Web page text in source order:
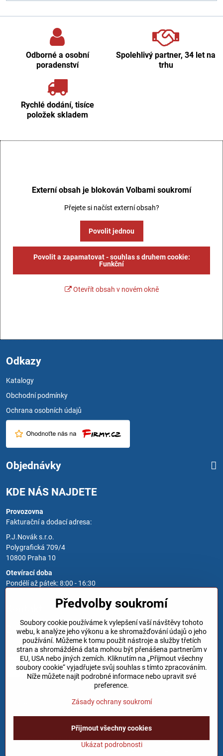
Odborné a osobní
poradenství
Spolehlivý partner, 34 let na
trhu
Rychlé dodání, tisíce
položek skladem
Externí obsah je blokován Volbami soukromí
Přejete si načíst externí obsah?
Povolit jednou
Povolit a zapamatovat - souhlas s druhem cookie:
Funkční
Otevřít obsah v novém okně
Odkazy
Katalogy
Obchodní podmínky
Ochrana osobních údajů
Objednávky
KDE NÁS NAJDETE
Provozovna
Fakturační a dodací adresa:
P.J.Novák s.r.o.
Polygrafická 709/4
10800 Praha 10
Otevírací doba
Pondělí až pátek: 8:00 - 16:30
Zavoláme Vám zpět
Váš telefon*
©2026CopyrightPředvolby soukromíZásady ochrany soukromí
Vytvořeno systémem:ByznysWeb.cz
Předvolby soukromí
Soubory cookie používáme k vylepšení vaší návštěvy tohoto
webu, k analýze jeho výkonu a ke shromažďování údajů o jeho
používání. Můžeme k tomu použít nástroje a služby třetích
stran a shromážděná data mohou být přenášena partnerům v
EU, USA nebo jiných zemích. Kliknutím na „Přijmout všechny
soubory cookie“ vyjadřujete svůj souhlas s tímto zpracováním.
Níže můžete najít podrobné informace nebo upravit své
preference.
Zásady ochrany soukromí
Ukázat podrobnosti
Přijmout všechny cookies